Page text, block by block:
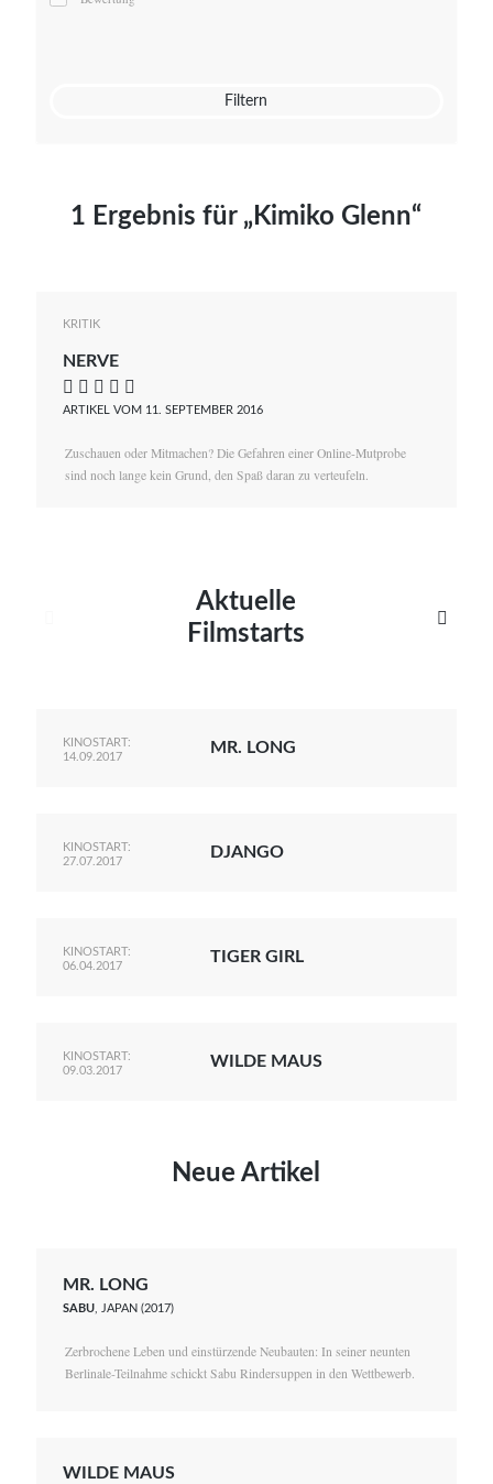
Mato von Vogelstein
Filtern
1 Ergebnis für „Kimiko Glenn“
KRITIK
NERVE
    
ARTIKEL VOM 11. SEPTEMBER 2016
Zuschauen oder Mitmachen? Die Gefahren einer Online-Mutprobe
sind noch lange kein Grund, den Spaß daran zu verteufeln.
Aktuelle
Filmstarts

KINOSTART:
14.09.2017
MR. LONG
KINOSTART:
27.07.2017
DJANGO
KINOSTART:
06.04.2017
TIGER GIRL
KINOSTART:
09.03.2017
WILDE MAUS
Neue Artikel
MR. LONG
SABU, JAPAN (2017)
Zerbrochene Leben und einstürzende Neubauten: In seiner neunten
Berlinale-Teilnahme schickt Sabu Rindersuppen in den Wettbewerb.
WILDE MAUS